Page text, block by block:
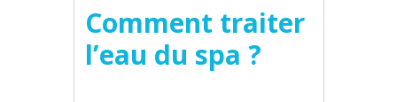
Comment traiter
l’eau du spa ?